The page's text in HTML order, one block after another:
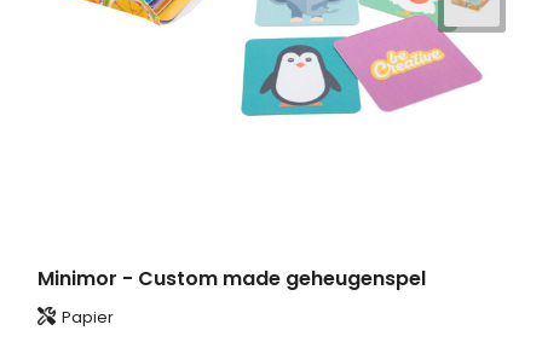
Minimor - Custom made geheugenspel
Papier